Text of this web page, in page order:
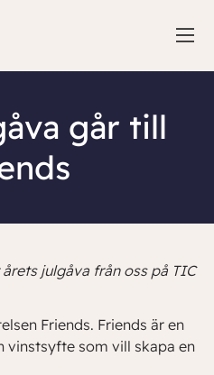
går till
julgåva från oss på TIC
Friends. Friends är en
vinstsyfte som vill skapa en